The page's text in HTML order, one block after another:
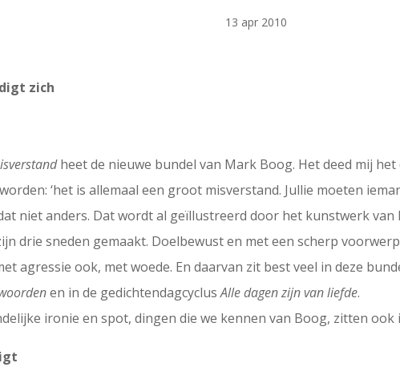
13 apr 2010
zich
heet de nieuwe bundel van Mark Boog. Het deed mij
‘het is allemaal een groot misverstand. Jullie moeten
niet anders. Dat wordt al geïllustreerd door het kunstwerk
drie sneden gemaakt. Doelbewust en met een scherp
agressie ook, met woede. En daarvan zit best veel in deze
en in de gedichtendagcyclusAlle dagen zijn van liefde.
ironie en spot, dingen die we kennen van Boog, zitten ook